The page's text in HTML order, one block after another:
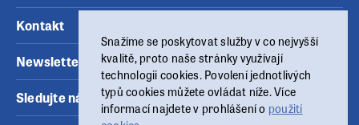
Kontakt
Newsletter
Sledujte nás
Snažíme se poskytovat služby v co nejvyšší
kvalitě, proto naše stránky využívají
technologii cookies. Povolení jednotlivých
typů cookies můžete ovládat níže. Více
informací najdete v prohlášení o použití